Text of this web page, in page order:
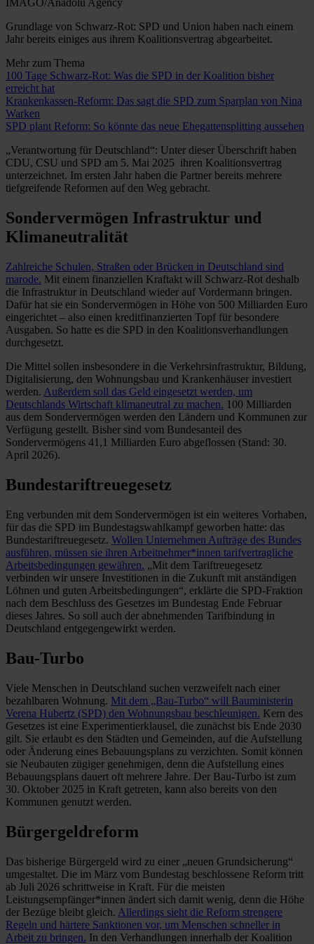
IMAGO/Anadolu Agency
Grundlage von Schwarz-Rot: SPD und Union haben nach einem
Jahr bereits einiges aus ihrem Koalitionsvertrag abgearbeitet.
Mehr zum Thema
100 Tage Schwarz-Rot: Was die SPD in der Koalition bisher
erreicht hat
Krankenkassen-Reform: Das sagt die SPD zum Sparplan von Nina
Warken
SPD plant Reform: So könnte das neue Ehegattensplitting aussehen
„Verantwortung für Deutschland“: Unter dieser Überschrift haben
CDU, CSU und SPD am 5. Mai 2025 ihren Koalitionsvertrag
unterzeichnet. Im ersten Jahr haben die Partner bereits mehrere
tiefgreifende Reformen auf den Weg gebracht.
Sondervermögen Infrastruktur und
Klimaneutralität
Zahlreiche Schulen, Straßen oder Brücken in Deutschland sind
marode. Mit einem finanziellen Kraftakt will Schwarz-Rot deshalb
die Infrastruktur in Deutschland wieder auf Vordermann bringen.
Dafür hat sie ein Sondervermögen in Höhe von 500 Milliarden Euro
eingerichtet – also einen kreditfinanzierten Topf für besondere
Ausgaben. So hatte es die SPD in den Koalitionsverhandlungen
durchgesetzt.
Die Mittel sollen insbesondere in die Verkehrsinfrastruktur, Bildung,
Digitalisierung, den Wohnungsbau und Krankenhäuser investiert
werden. Außerdem soll das Geld eingesetzt werden, um
Deutschlands Wirtschaft klimaneutral zu machen. 100 Milliarden
aus dem Sondervermögen werden den Ländern und Kommunen zur
Verfügung gestellt. Bisher sind vom Bundesanteil des
Sondervermögens 41,1 Milliarden Euro abgeflossen (Stand: 30.
April 2026).
Bundestariftreuegesetz
Eng verbunden mit dem Sondervermögen ist ein weiteres Vorhaben,
für das die SPD im Bundestagswahlkampf geworben hatte: das
Bundestariftreuegesetz. Wollen Unternehmen Aufträge des Bundes
ausführen, müssen sie ihren Arbeitnehmer*innen tarifvertragliche
Arbeitsbedingungen gewähren. „Mit dem Tariftreuegesetz
verbinden wir unsere Investitionen in die Zukunft mit anständigen
Löhnen und guten Arbeitsbedingungen“, erklärte die SPD-Fraktion
nach dem Beschluss des Gesetzes im Bundestag Ende Februar
dieses Jahres. So soll auch der abnehmenden Tarifbindung in
Deutschland entgegengewirkt werden.
Bau-Turbo
Viele Menschen in Deutschland suchen verzweifelt nach einer
bezahlbaren Wohnung. Mit dem „Bau-Turbo“ will Bauministerin
Verena Hubertz (SPD) den Wohnungsbau beschleunigen. Kern des
Gesetzes ist eine Experimentierklausel, die zunächst bis Ende 2030
gilt. Sie erlaubt es den Städten und Gemeinden, auf die Aufstellung
oder Änderung eines Bebauungsplans zu verzichten. Somit können
sie Neubauten zügiger genehmigen, denn die Aufstellung eines
Bebauungsplans dauert oft mehrere Jahre. Der Bau-Turbo ist zum
30. Oktober 2025 in Kraft getreten, kann also bereits von den
Kommunen genutzt werden.
Bürgergeldreform
Das bisherige Bürgergeld wird zu einer „neuen Grundsicherung“
umgestaltet. Die im März vom Bundestag beschlossene Reform tritt
ab Juli 2026 schrittweise in Kraft. Für die meisten
Leistungsempfänger*innen ändert sich damit wenig, denn die Höhe
der Bezüge bleibt gleich. Allerdings sieht die Reform strengere
Regeln und härtere Sanktionen vor, um Menschen schneller in
Arbeit zu bringen. In den Verhandlungen innerhalb der Koalition